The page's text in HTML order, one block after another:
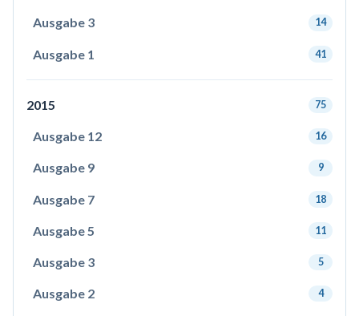
Ausgabe 3 14
Ausgabe 1 41
2015 75
Ausgabe 12 16
Ausgabe 9 9
Ausgabe 7 18
Ausgabe 5 11
Ausgabe 3 5
Ausgabe 2 4